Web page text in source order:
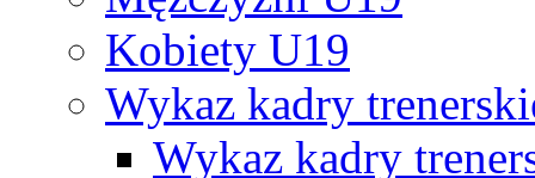
Kobiety U19
Wykaz kadry
Wykaz kadry